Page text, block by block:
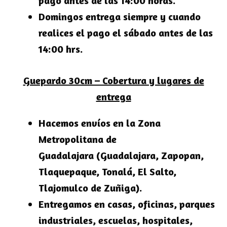
Domingos entrega siempre y cuando
realices el pago el sábado antes de las
14:00 hrs.
Guepardo 30cm – Cobertura y lugares de
entrega
Hacemos envíos en la Zona
Metropolitana de
Guadalajara (Guadalajara, Zapopan,
Tlaquepaque, Tonalá, El Salto,
Tlajomulco de Zuñiga).
Entregamos en casas, oficinas, parques
industriales, escuelas, hospitales,